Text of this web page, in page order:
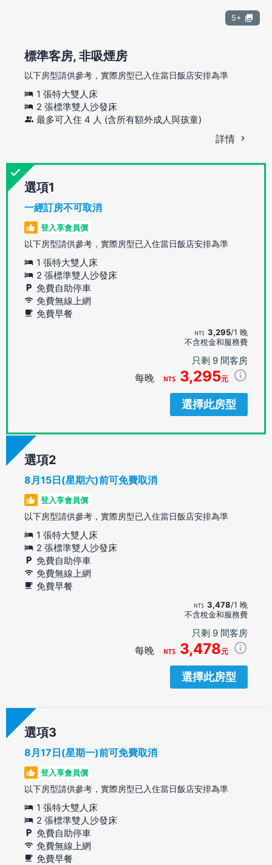
5+
標準客房, 非吸煙房
以下房型請供參考，實際房型已入住當日飯店安排為準
1 張特大雙人床
2 張標準雙人沙發床
最多可入住 4 人 (含所有額外成人與孩童)
詳情
選項
一經訂房不可取消
登入享會員價
以下房型請供參考，實際房型已入住當日飯店安排為準
1 張特大雙人床
2 張標準雙人沙發床
免費自助停車
免費無線上網
免費早餐
3,295/1 晚
不含稅金和服務費
只剩 9 間客房
每晚 3,295元
選擇此房型
選項
8月15日(星期六)前可免費取消
登入享會員價
以下房型請供參考，實際房型已入住當日飯店安排為準
1 張特大雙人床
2 張標準雙人沙發床
免費自助停車
免費無線上網
免費早餐
3,478/1 晚
不含稅金和服務費
只剩 9 間客房
每晚 3,478元
選擇此房型
選項
8月17日(星期一)前可免費取消
登入享會員價
以下房型請供參考，實際房型已入住當日飯店安排為準
1 張特大雙人床
2 張標準雙人沙發床
免費自助停車
免費無線上網
免費早餐